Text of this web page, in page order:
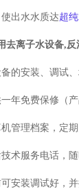
出水水质达超
去离子水设备,
的安装、调试、
一年免费保修（
管理档案，定期
技术服务电话，
可安装调试好，